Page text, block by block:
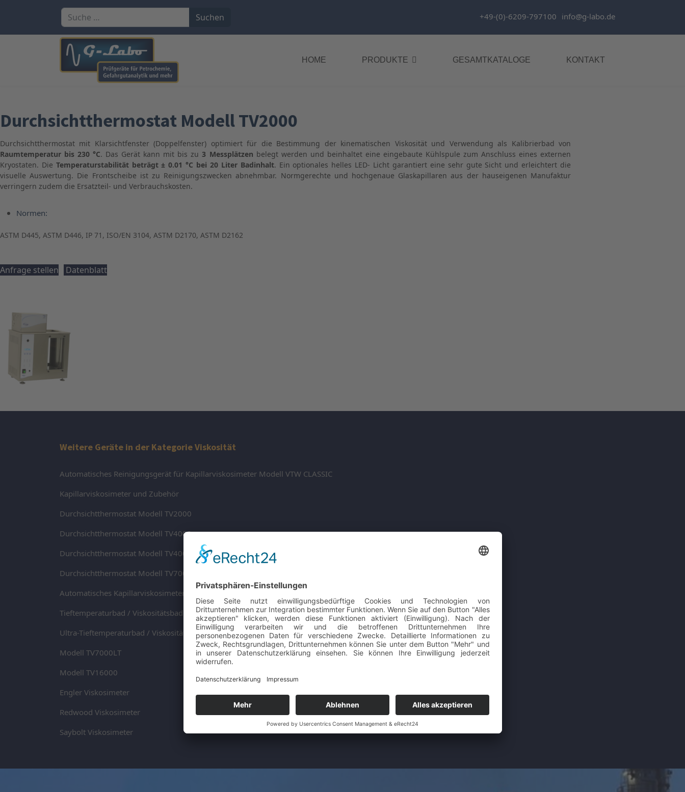
Suchen Suchen +49-(0)-6209-797100 info@g-labo.de
HOME PRODUKTE GESAMTKATALOGE KONTAKT
Durchsichtthermostat Modell TV2000
Durchsichtthermostat mit Klarsichtfenster (Doppelfenster) optimiert für die Bestimmung der kinematischen Viskosität und Verwendung als Kalibrierbad von
Raumtemperatur bis 230 °C. Das Gerät kann mit bis zu3 Messplätzen belegt werden und beinhaltet eine eingebaute Kühlspule zum Anschluss eines externen
Kryostaten. Die Temperaturstabilität beträgt ± 0.01 °C bei 20 Liter Badinhalt. Ein optionales helles LED- Licht garantiert eine sehr gute Sicht und erleichtert die
visuelle Auswertung. Die Frontscheibe ist zu Reinigungszwecken abnehmbar. Normgerechte und hochgenaue Glaskapillaren aus der hauseigenen Manufaktur
verringern zudem die Ersatzteil- und Verbrauchskosten.
Normen:
ASTM D445, ASTM D446, IP 71, ISO/EN 3104, ASTM D2170, ASTM D2162
Anfrage stellen Datenblatt
Weitere Geräte in der Kategorie Viskosität
Automatisches Reinigungsgerät für Kapillarviskosimeter Modell VTW CLASSIC
Kapillarviskosimeter und Zubehör
Durchsichtthermostat Modell TV2000
Durchsichtthermostat Modell TV4000
Durchsichtthermostat Modell TV4000DC
Durchsichtthermostat Modell TV7000DC
Automatisches Kapillarviskosimeter Modell TV4000AKV EASY
Tieftemperaturbad / Viskositätsbad Modell TV12LT
Ultra-Tieftemperaturbad / Viskositätsbad Modell TV12LT Bereich -80°C bis 20°C
Modell TV7000LT
Modell TV16000
Engler Viskosimeter
Redwood Viskosimeter
Saybolt Viskosimeter